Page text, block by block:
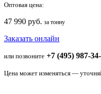
Оптовая цена:
47 990 руб. за тонну
Заказать онлайн
или позвоните +7 (495) 987-
Цена может изменяться —